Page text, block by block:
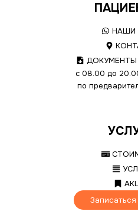
НАШИ
ДОКУМЕНТЫ
с 08.00 до
по